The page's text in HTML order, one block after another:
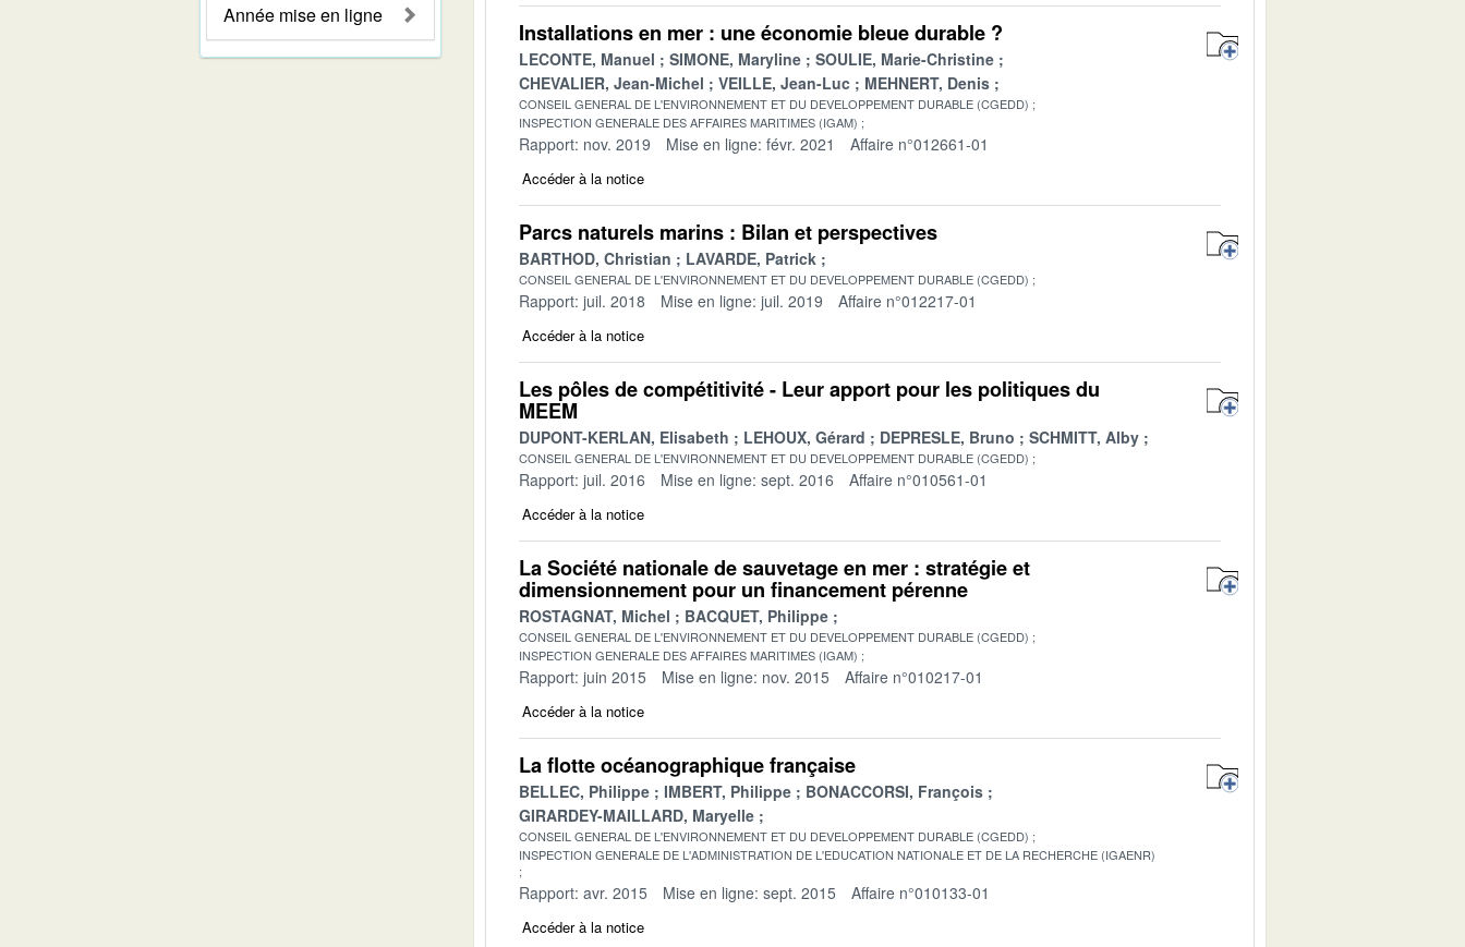
Année mise en ligne
Installations en mer : une économie bleue durable ?
LECONTE, Manuel SIMONE, Maryline
SOULIE, Marie-Christine
CHEVALIER, Jean-Michel
VEILLE, Jean-Luc MEHNERT, Denis
CONSEIL GENERAL DE L'ENVIRONNEMENT ET DU DEVELOPPEMENT DURABLE (CGEDD)
INSPECTION GENERALE DES AFFAIRES MARITIMES (IGAM)
Rapport: nov. 2019 Mise en ligne: févr. 2021 Affaire n°012661-01
Accéder à la notice
Parcs naturels marins : Bilan et perspectives
BARTHOD, Christian LAVARDE, Patrick
CONSEIL GENERAL DE L'ENVIRONNEMENT ET DU DEVELOPPEMENT DURABLE (CGEDD)
Rapport: juil. 2018 Mise en ligne: juil. 2019 Affaire n°012217-01
Accéder à la notice
Les pôles de compétitivité - Leur apport pour les politiques du
MEEM
DUPONT-KERLAN, Elisabeth LEHOUX, Gérard DEPRESLE, Bruno SCHMITT, Alby
CONSEIL GENERAL DE L'ENVIRONNEMENT ET DU DEVELOPPEMENT DURABLE (CGEDD)
Rapport: juil. 2016 Mise en ligne: sept. 2016 Affaire n°010561-01
Accéder à la notice
La Société nationale de sauvetage en mer : stratégie et
dimensionnement pour un financement pérenne
ROSTAGNAT, Michel BACQUET, Philippe
CONSEIL GENERAL DE L'ENVIRONNEMENT ET DU DEVELOPPEMENT DURABLE (CGEDD)
INSPECTION GENERALE DES AFFAIRES MARITIMES (IGAM)
Rapport: juin 2015 Mise en ligne: nov. 2015 Affaire n°010217-01
Accéder à la notice
La flotte océanographique française
BELLEC, Philippe IMBERT, Philippe
BONACCORSI, François
GIRARDEY-MAILLARD, Maryelle
CONSEIL GENERAL DE L'ENVIRONNEMENT ET DU DEVELOPPEMENT DURABLE (CGEDD)
INSPECTION GENERALE DE L'ADMINISTRATION DE L'EDUCATION NATIONALE ET DE LA RECHERCHE (IGAENR)
Rapport: avr. 2015 Mise en ligne: sept. 2015 Affaire n°010133-01
Accéder à la notice